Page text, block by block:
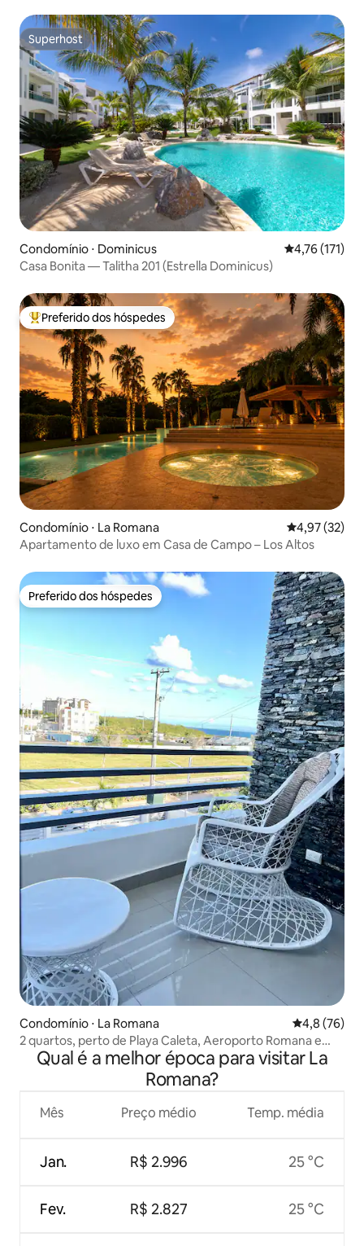
Superhost
Superhost
Condomínio ⋅ Dominicus 4,76 de uma
4,76 (171)
Casa Bonita — Talitha 201 (Estrella Dominicus)
Entre os melhores preferidos dos hóspedes
Preferido dos hóspedes
Condomínio ⋅ La Romana 4,97 de uma
4,97 (32)
Apartamento de luxo em Casa de Campo – Los Altos
Preferido dos hóspedes
Preferido dos hóspedes
Condomínio ⋅ La Romana 4,8 de uma
4,8 (76)
2 quartos, perto de Playa Caleta, Aeroporto Romana e
Chavon
Qual é a melhor época para visitar La
Romana?
Mês
Jan.
Fev.
Preço médio
R$ 2.996
R$ 2.827
Temp. média
25 °C
25 °C